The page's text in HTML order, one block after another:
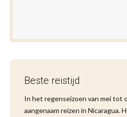
Beste reistijd
In het regenseizoen van mei tot
aangenaam reizen in Nicaragua.